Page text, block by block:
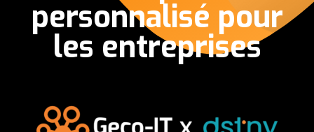
personnalisé pour
les entreprises